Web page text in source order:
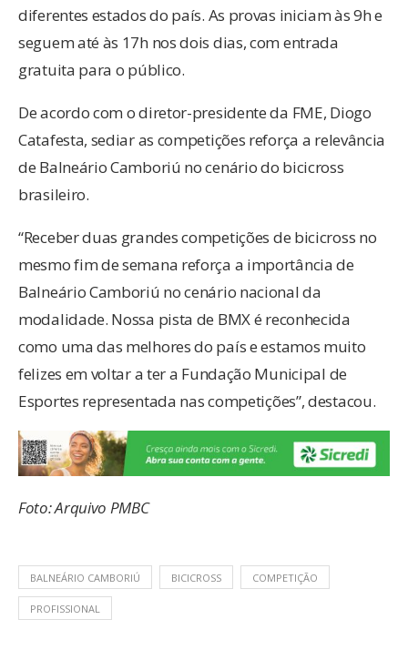
diferentes estados do país. As provas iniciam às 9h e
seguem até às 17h nos dois dias, com entrada
gratuita para o público.
De acordo com o diretor-presidente da FME, Diogo
Catafesta, sediar as competições reforça a relevância
de Balneário Camboriú no cenário do bicicross
brasileiro.
“Receber duas grandes competições de bicicross no
mesmo fim de semana reforça a importância de
Balneário Camboriú no cenário nacional da
modalidade. Nossa pista de BMX é reconhecida
como uma das melhores do país e estamos muito
felizes em voltar a ter a Fundação Municipal de
Esportes representada nas competições”, destacou.
Foto: Arquivo PMBC
BALNEÁRIO CAMBORIÚ BICICROSS COMPETIÇÃO
PROFISSIONAL